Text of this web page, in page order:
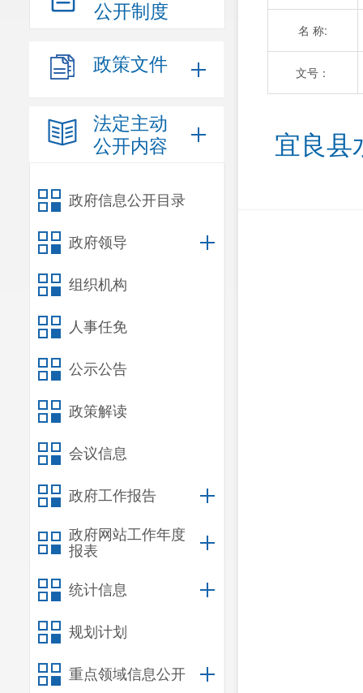
公开制度
政策文件
法定主动
公开内容
政府信息公开目录
政府领导
组织机构
人事任免
公示公告
政策解读
会议信息
政府工作报告
政府网站工作年度
报表
统计信息
规划计划
重点领域信息公开
名 称:
文号：
宜良县